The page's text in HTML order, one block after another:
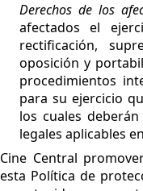
Derechos de los
afectados el
rectificación,
oposición y
procedimientos
para su ejercicio
los cuales
legales aplicables
Cine Central
esta Política de